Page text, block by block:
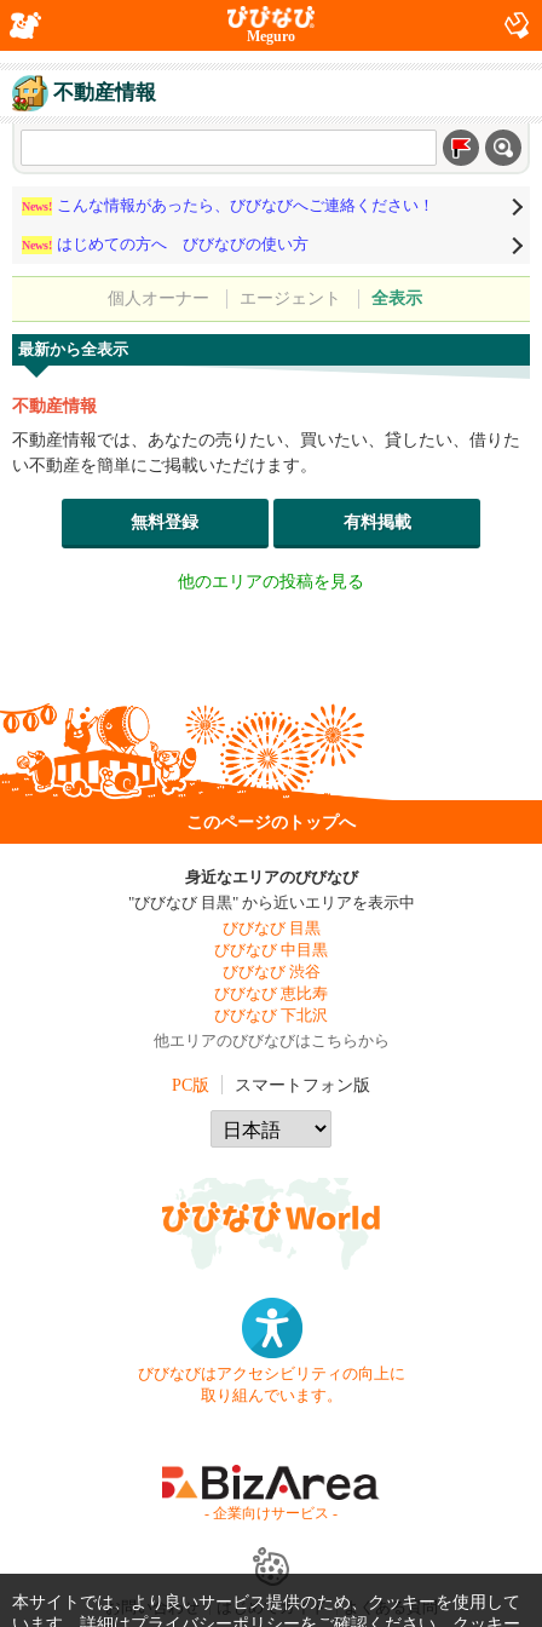
Meguro
不動産情報
News! こんな情報があったら、びびなびへご連絡ください！
News! はじめての方へ びびなびの使い方
個人オーナー エージェント 全表示
最新から全表示
不動産情報
不動産情報では、あなたの売りたい、買いたい、貸したい、借りた
い不動産を簡単にご掲載いただけます。
無料登録 有料掲載
他のエリアの投稿を見る
このページのトップへ
身近なエリアのびびなび
"びびなび 目黒" から近いエリアを表示中
びびなび 目黒
びびなび 中目黒
びびなび 渋谷
びびなび 恵比寿
びびなび 下北沢
他エリアのびびなびはこちらから
PC版 スマートフォン版
びびなびはアクセシビリティの向上に
取り組んでいます。
- 企業向けサービス -
お問い合わせ はじめてガイド よくある質問
本サイトでは、より良いサービス提供のため、クッキーを使用して